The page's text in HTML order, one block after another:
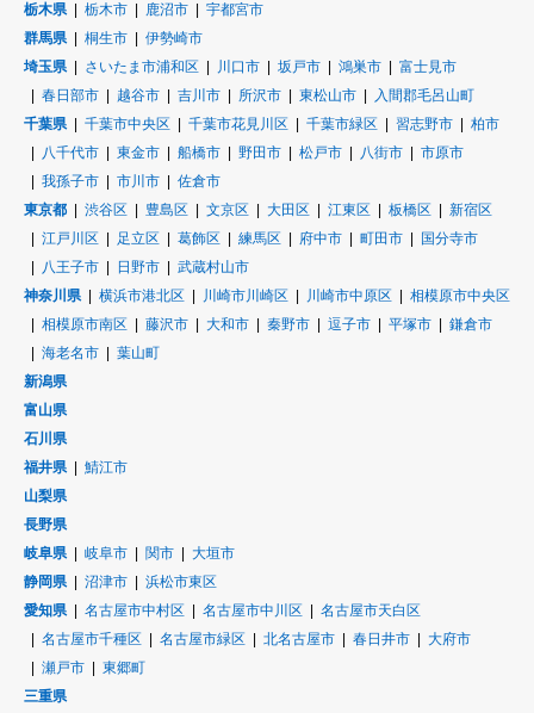
栃木県
栃木市 鹿沼市
宇都宮市
群馬県
桐生市
伊勢崎市
埼玉県
さいたま市浦和区 川口市 坂戸市 鴻巣市
富士見市
春日部市
越谷市 吉川市 所沢市 東松山市
入間郡毛呂山町
千葉県
千葉市中央区 千葉市花見川区 千葉市緑区 習志野市
柏市
八千代市
東金市 船橋市 野田市 松戸市 八街市
市原市
我孫子市
市川市
佐倉市
東京都
渋谷区 豊島区 文京区 大田区 江東区 板橋区
新宿区
江戸川区
足立区 葛飾区 練馬区 府中市 町田市
国分寺市
八王子市
日野市
武蔵村山市
神奈川県
横浜市港北区 川崎市川崎区 川崎市中原区
相模原市中央区
相模原市南区
藤沢市 大和市 秦野市 逗子市 平塚市
鎌倉市
海老名市
葉山町
新潟県
富山県
石川県
福井県
鯖江市
山梨県
長野県
岐阜県
岐阜市 関市
大垣市
静岡県
沼津市
浜松市東区
愛知県
名古屋市中村区 名古屋市中川区
名古屋市天白区
名古屋市千種区
名古屋市緑区 北名古屋市 春日井市
大府市
瀬戸市
東郷町
三重県